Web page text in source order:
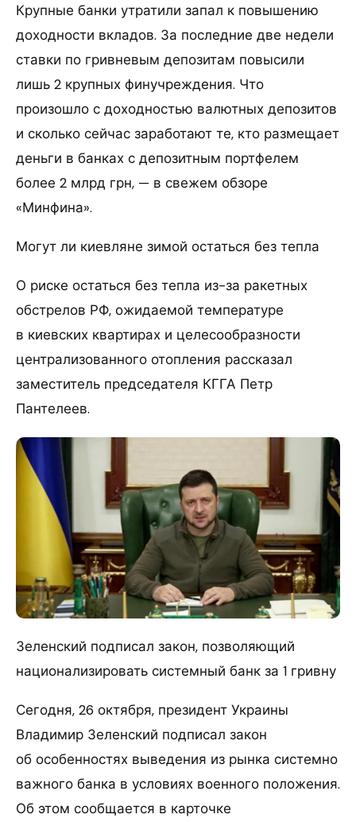
Крупные банки утратили запал к повышению
доходности вкладов. За последние две недели
ставки по гривневым депозитам повысили
лишь 2 крупных финучреждения. Что
произошло с доходностью валютных депозитов
и сколько сейчас заработают те, кто размещает
деньги в банках с депозитным портфелем
более 2 млрд грн, — в свежем обзоре
«Минфина».
Могут ли киевляне зимой остаться без тепла
О риске остаться без тепла из-за ракетных
обстрелов РФ, ожидаемой температуре
в киевских квартирах и целесообразности
централизованного отопления рассказал
заместитель председателя КГГА Петр
Пантелеев.
Зеленский подписал закон, позволяющий
национализировать системный банк за 1 гривну
Сегодня, 26 октября, президент Украины
Владимир Зеленский подписал закон
об особенностях выведения из рынка системно
важного банка в условиях военного положения.
Об этом сообщается в карточке